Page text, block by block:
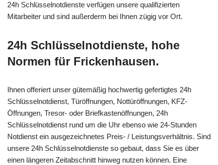
24h Schlüsselnotdienste verfügen unsere qualifizierten
Mitarbeiter und sind außerderm bei Ihnen zügig vor Ort.
24h Schlüsselnotdienste, hohe
Normen für Frickenhausen.
Ihnen offeriert unser gütemäßig hochwertig gefertigtes 24h
Schlüsselnotdienst, Türöffnungen, Nottüröffnungen, KFZ-
Öffnungen, Tresor- oder Briefkastenöffnungen, 24h
Schlüsselnotdienst rund um die Uhr ebenso wie 24-Stunden
Notdienst ein ausgezeichnetes Preis- / Leistungsverhältnis. Sind
unsere 24h Schlüsselnotdienste so gebaut, dass Sie es über
einen längeren Zeitabschnitt hinweg nutzen können. Eine